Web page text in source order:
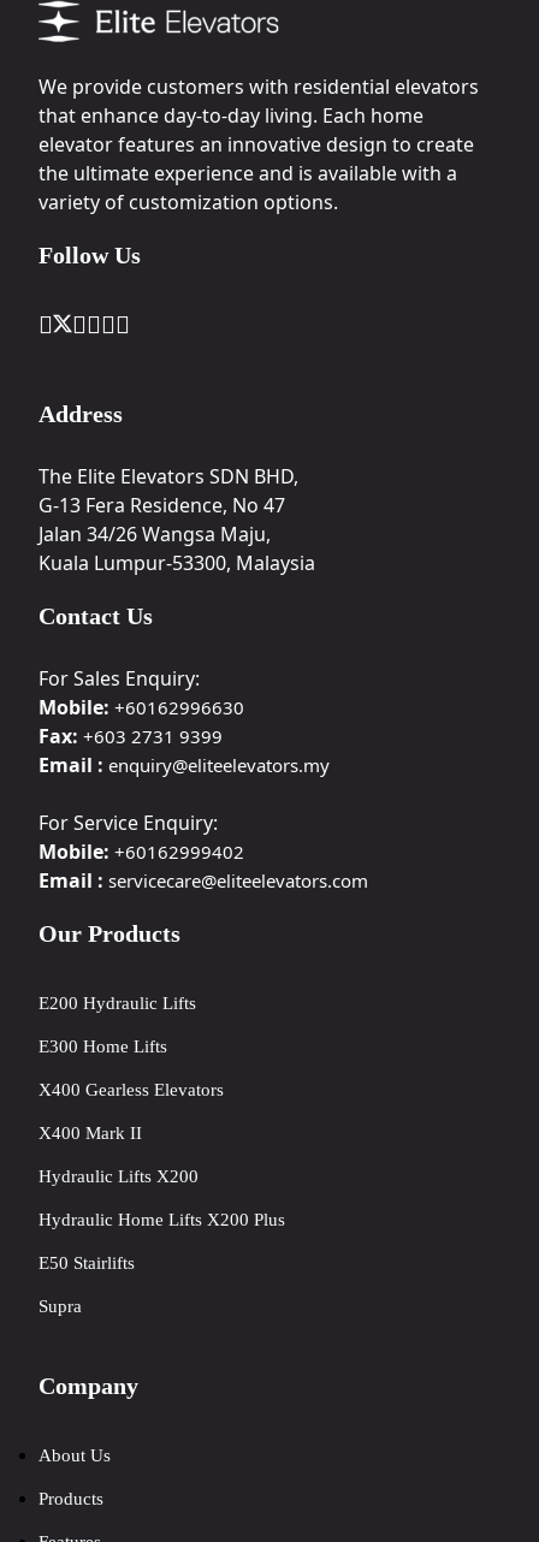
We provide customers with residential elevators
that enhance day-to-day living. Each home
elevator features an innovative design to create
the ultimate experience and is available with a
variety of customization options.
Follow Us
Address
The Elite Elevators SDN BHD,
G-13 Fera Residence, No 47
Jalan 34/26 Wangsa Maju,
Kuala Lumpur-53300, Malaysia
Contact Us
For Sales Enquiry:
Mobile: +60162996630
Fax: +603 2731 9399
Email : enquiry@eliteelevators.my
For Service Enquiry:
Mobile: +60162999402
Email : servicecare@eliteelevators.com
Our Products
E200 Hydraulic Lifts
E300 Home Lifts
X400 Gearless Elevators
X400 Mark II
Hydraulic Lifts X200
Hydraulic Home Lifts X200 Plus
E50 Stairlifts
Supra
Company
About Us
Products